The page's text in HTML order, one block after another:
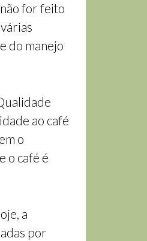
for feito
do manejo
ao café
o
o café é
a
por